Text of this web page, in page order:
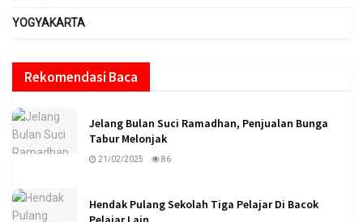
YOGYAKARTA
Rekomendasi Baca
Jelang Bulan Suci Ramadhan, Penjualan Bunga
Tabur Melonjak
21/02/2025 86
Hendak Pulang Sekolah Tiga Pelajar Di Bacok